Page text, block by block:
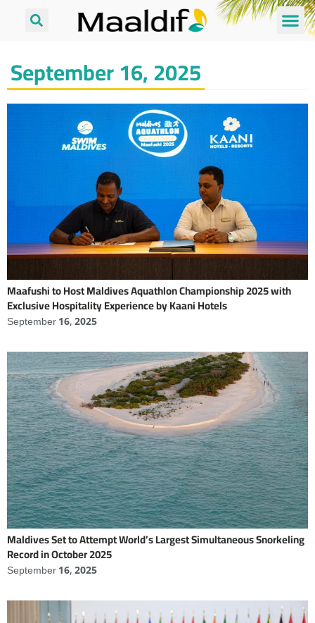
September 16, 2025
Maafushi to Host Maldives Aquathlon Championship 2025 with
Exclusive Hospitality Experience by Kaani Hotels
September 16, 2025
Maldives Set to Attempt World’s Largest Simultaneous Snorkeling
Record in October 2025
September 16, 2025